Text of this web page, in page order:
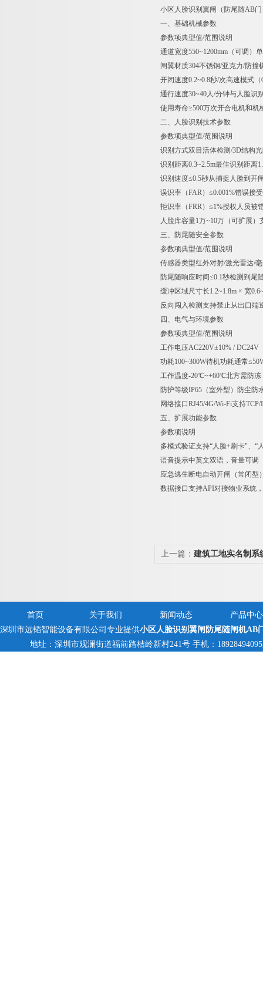
小区人脸识别翼闸（防尾随AB
一、基础机械参数
参数项典型值/范围说明
通道宽度550~1200mm（可调）
闸翼材质304不锈钢/亚克力/防撞
开闭速度0.2~0.8秒/次高速模式（
通行速度30~40人/分钟与人脸识
使用寿命≥500万次开合电机和机
二、人脸识别技术参数
参数项典型值/范围说明
识别方式双目活体检测/3D结构光
识别距离0.3~2.5m最佳识别距离
识别速度≤0.5秒从捕捉人脸到开
误识率（FAR） ≤0.001%错误接
拒识率（FRR） ≤1%授权人员被
人脸库容量1万~10万（可扩展）
三、防尾随安全参数
参数项典型值/范围说明
传感器类型红外对射/激光雷达/
防尾随响应时间≤0.1秒检测到尾
缓冲区域尺寸长1.2~1.8m × 宽
反向闯入检测支持禁止从出口端
四、电气与环境参数
参数项典型值/范围说明
工作电压AC220V±10% / DC24V
功耗100~300W待机功耗通常
工作温度-20℃~+60℃北方需防
防护等级IP65（室外型）
防尘防
网络接口RJ45/4G/Wi-Fi支持
五、扩展功能参数
参数项说明
多模式验证支持“人脸+刷卡"、“
语音提示中英文双语，音量可调
应急逃生断电自动开闸（常闭型
数据接口支持API对接物业系统
上一篇： 建筑工地实名制系
首页 关于我们 新闻动态
产品中心
深圳市远韬智能设备有限公司专业提供小区人脸识别翼闸防尾随闸机AB
地址：深圳市观澜街道福前路桔岭新村241号 手机：